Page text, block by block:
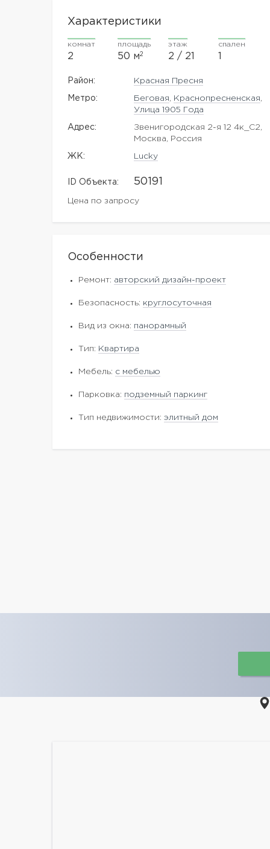
Характеристики
комнат
2
площадь
50 м2
этаж
2 / 21
спален
Район: Красная Пресня
Метро: Беговая Краснопресненская
Улица 1905 Года
Адрес:
Звенигородская 2-я 12 4к_С2,
Москва, Россия
ЖK: Lucky
ID Объекта: 50191
Цена по запросу
Особенности
Ремонт: авторский дизайн-проект
Безопасность: круглосуточная
Вид из окна: панорамный
Тип: Квартира
Мебель: с мебелью
Парковка: подземный паркинг
Тип недвижимости: элитный дом